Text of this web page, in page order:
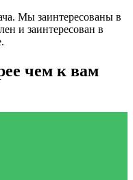
Мы заинтересованы в
и заинтересован в
чем к вам